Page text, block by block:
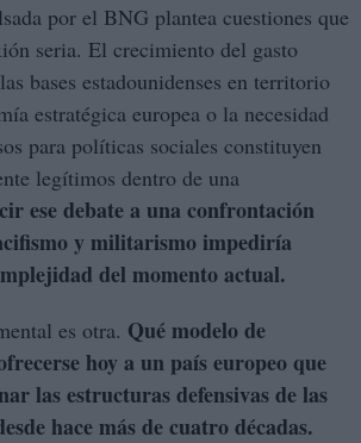
por el BNG plantea cuestiones que
seria. El crecimiento del gasto
bases estadounidenses en territorio
estratégica europea o la necesidad
para políticas sociales constituyen
legítimos dentro de una
ese debate a una confrontación
y militarismo impediría
del momento actual.
es otra. Qué modelo de
hoy a un país europeo que
las estructuras defensivas de las
hace más de cuatro décadas.